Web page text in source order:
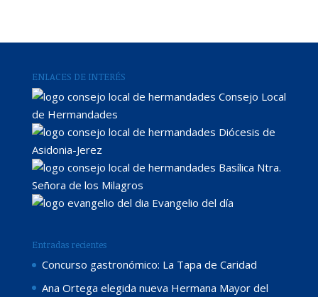
ENLACES DE INTERÉS
Consejo Local
de Hermandades
Diócesis de
Asidonia-Jerez
Basílica Ntra.
Señora de los Milagros
Evangelio del día
Entradas recientes
Concurso gastronómico: La Tapa de Caridad
Ana Ortega elegida nueva Hermana Mayor del